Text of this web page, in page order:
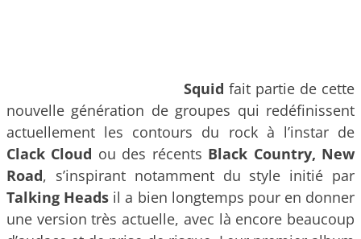
Squid fait partie de cette
nouvelle génération de groupes qui redéfinissent
actuellement les contours du rock à l’instar de
Clack Cloud ou des récents Black Country, New
Road, s’inspirant notamment du style initié par
Talking Heads il a bien longtemps pour en donner
une version très actuelle, avec là encore beaucoup